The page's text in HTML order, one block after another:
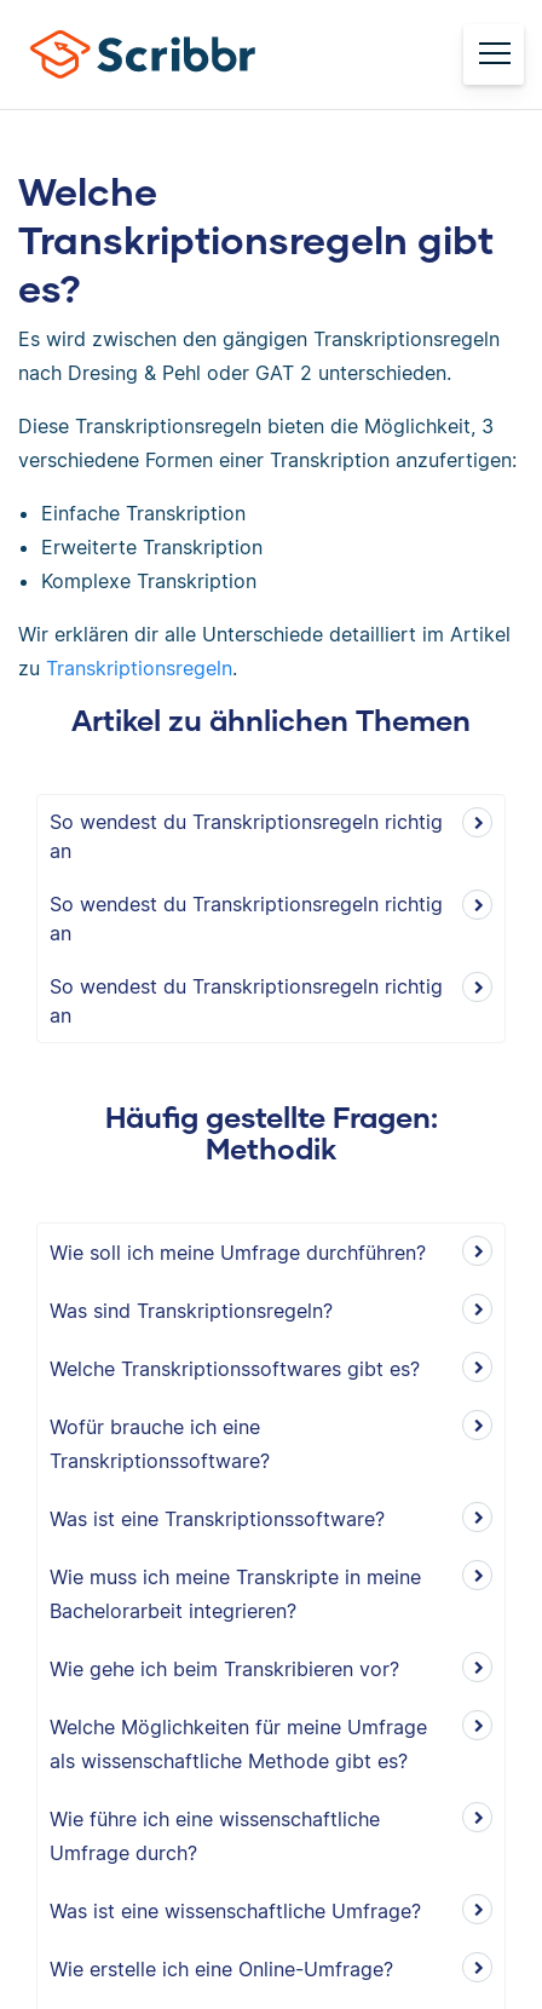
Welche
Transkriptionsregeln gibt
es?
Es wird zwischen den gängigen Transkriptionsregeln
nach Dresing & Pehl oder GAT 2 unterschieden.
Diese Transkriptionsregeln bieten die Möglichkeit, 3
verschiedene Formen einer Transkription anzufertigen:
Einfache Transkription
Erweiterte Transkription
Komplexe Transkription
Wir erklären dir alle Unterschiede detailliert im Artikel
zu Transkriptionsregeln.
Artikel zu ähnlichen Themen
So wendest du Transkriptionsregeln richtig
an
So wendest du Transkriptionsregeln richtig
an
So wendest du Transkriptionsregeln richtig
an
Häufig gestellte Fragen:
Methodik
Wie soll ich meine Umfrage durchführen?
Was sind Transkriptionsregeln?
Welche Transkriptionssoftwares gibt es?
Wofür brauche ich eine
Transkriptionssoftware?
Was ist eine Transkriptionssoftware?
Wie muss ich meine Transkripte in meine
Bachelorarbeit integrieren?
Wie gehe ich beim Transkribieren vor?
Welche Möglichkeiten für meine Umfrage
als wissenschaftliche Methode gibt es?
Wie führe ich eine wissenschaftliche
Umfrage durch?
Was ist eine wissenschaftliche Umfrage?
Wie erstelle ich eine Online-Umfrage?